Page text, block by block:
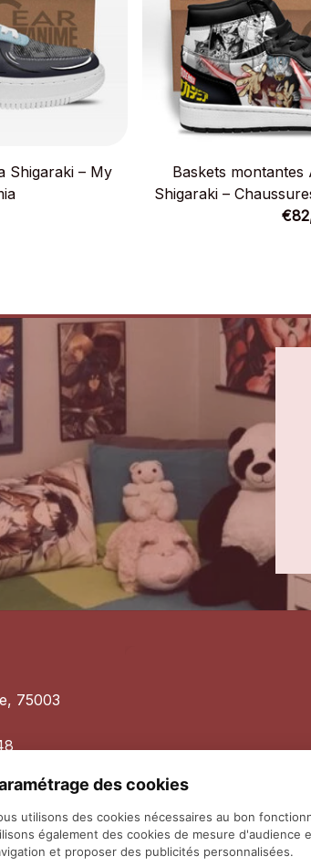
Shigaraki – My
Baskets
Shigaraki –
75003
des cookies
utilisons des cookies nécessaires au bon
également des cookies de mesure d'audience
et proposer des publicités personnalisées.